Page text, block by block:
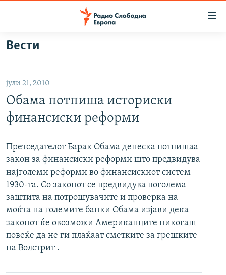
Оди
на
Оди
на
главната
навигација
Премини
на
пребарување
ВИЗУЕЛНО
ШТО ТРЕБА ДА ЗНАЕТЕ
ПРИЈАВИ СЕ ЗА ЊУЗЛЕТЕР
ПОДКАСТ ЗОШТО?
СЛЕДЕТЕ НЕ
РСЕ веб страници
Вести
јули 21, 2010
Обама потпиша историски
финансиски реформи
Претседателот Барак Обама денеска потпишаа
закон за финансиски реформи што предвидува
најголеми реформи во финансискиот систем
1930-та. Со законот се предвидува поголема
заштита на потрошувачите и проверка на
моќта на големите банки Обама изјави дека
законот ќе овозможи Американците никогаш
повеќе да не ги плаќаат сметките за грешките
на Волстрит .